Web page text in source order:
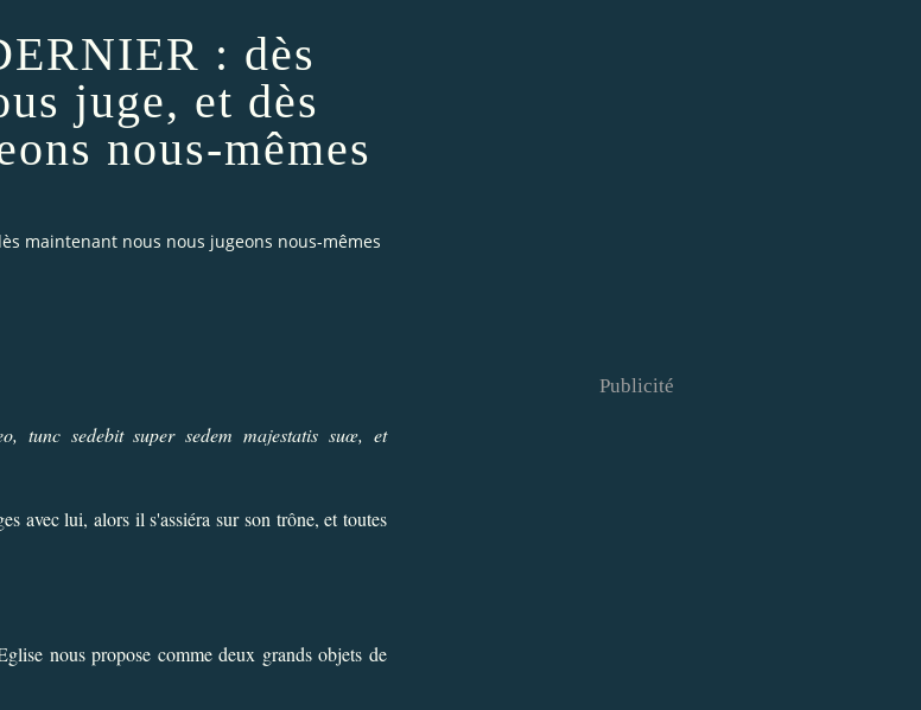
: dès
juge, et dès
nous-mêmes
maintenant nous nous jugeons nous-mêmes
tunc sedebit super sedem majestatis suœ, et
avec lui, alors il s'assiéra sur son trône, et toutes
nous propose comme deux grands objets de
Publicité